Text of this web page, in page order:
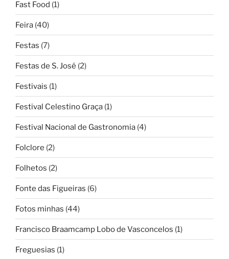
Fast Food (1)
Feira (40)
Festas (7)
Festas de S. José (2)
Festivais (1)
Festival Celestino Graça (1)
Festival Nacional de Gastronomia (4)
Folclore (2)
Folhetos (2)
Fonte das Figueiras (6)
Fotos minhas (44)
Francisco Braamcamp Lobo de Vasconcelos (1)
Freguesias (1)